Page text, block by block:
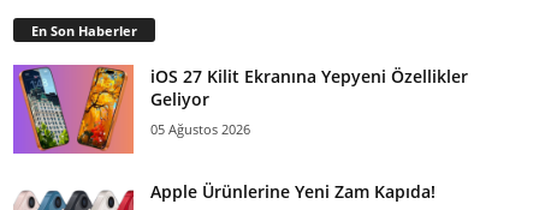
En Son Haberler
iOS 27 Kilit Ekranına Yepyeni Özellikler
Geliyor
05 Ağustos 2026
Apple Ürünlerine Yeni Zam Kapıda!